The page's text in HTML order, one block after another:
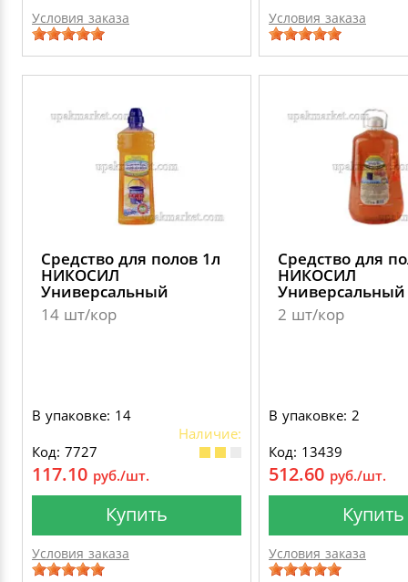
Условия заказа Условия заказа
Cредство для полов 1л
НИКОСИЛ
Универсальный
14 шт/кор
В упаковке: 14
Наличие:
Код: 7727
117.10 руб./шт.
Купить
Условия заказа
Cредство для
НИКОСИЛ
Универсальный
2 шт/кор
В упаковке: 2
Код: 13439
512.60 руб./шт.
Купить
Условия заказа